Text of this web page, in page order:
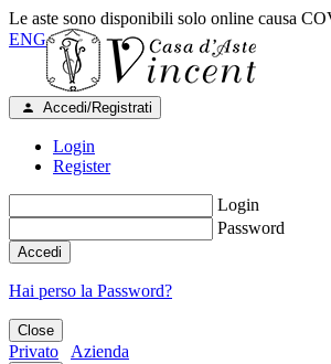
Le aste sono disponibili solo online causa
ENG
Accedi/Registrati
Login
Register
Login
Password
Accedi
Hai perso la Password?
Close
Privato Azienda